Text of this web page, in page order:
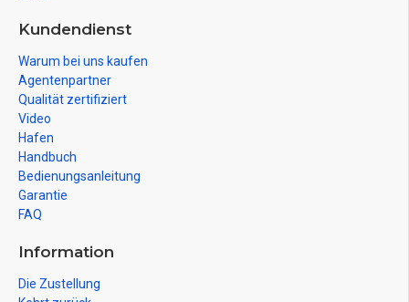
Kundendienst
Warum bei uns kaufen
Agentenpartner
Qualität zertifiziert
Video
Hafen
Handbuch
Bedienungsanleitung
Garantie
FAQ
Information
Die Zustellung